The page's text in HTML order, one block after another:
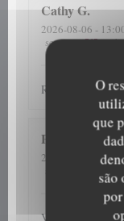
O
que
são
CathyG
2026-08-06 -
service:5/5
Repas et accueil
Patrick
2026-07-31
-
Verzorgd,